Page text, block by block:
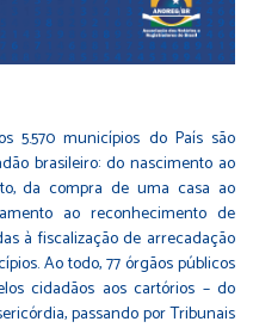
5.570 municípios do País são
brasileiro: do nascimento ao
da compra de uma casa ao
ao reconhecimento de
à fiscalização de arrecadação
Ao todo, 77 órgãos públicos
cidadãos aos cartórios – do
passando por Tribunais